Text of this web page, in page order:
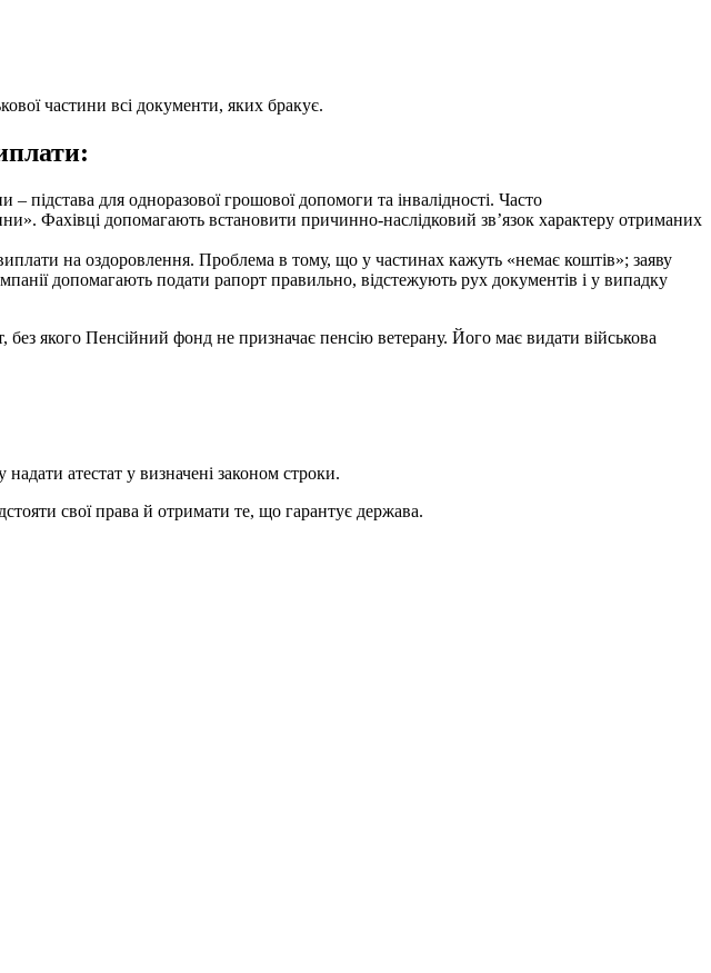
частини всі документи, яких бракує.
підстава для одноразової грошової допомоги та інвалідності. Часто
Фахівці допомагають встановити причинно-наслідковий звʼязок характеру отриманих
на оздоровлення. Проблема в тому, що у частинах кажуть «немає коштів»; заяву
допомагають подати рапорт правильно, відстежують рух документів і у випадку
якого Пенсійний фонд не призначає пенсію ветерану. Його має видати військова
атестат у визначені законом строки.
свої права й отримати те, що гарантує держава.